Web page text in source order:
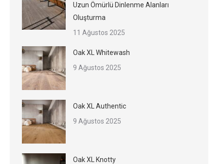
Uzun Ömürlü Dinlenme Alanları
Oluşturma
11 Ağustos 2025
Oak XL Whitewash
9 Ağustos 2025
Oak XL Authentic
9 Ağustos 2025
Oak XL Knotty